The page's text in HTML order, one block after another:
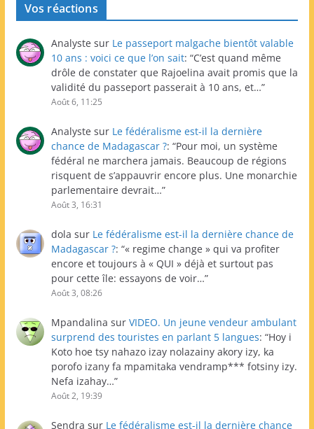
Vos réactions
Analyste sur Le passeport malgache bientôt valable
10 ans : voici ce que l’on sait: “C’est quand même
drôle de constater que Rajoelina avait promis que la
validité du passeport passerait à 10 ans, et…”
Août 6, 11:25
Analyste sur Le fédéralisme est-il la dernière
chance de Madagascar ?: “Pour moi, un système
fédéral ne marchera jamais. Beaucoup de régions
risquent de s’appauvrir encore plus. Une monarchie
parlementaire devrait…”
Août 3, 16:31
dola sur Le fédéralisme est-il la dernière chance de
Madagascar ?: “« regime change » qui va profiter
encore et toujours à « QUI » déjà et surtout pas
pour cette île: essayons de voir…”
Août 3, 08:26
Mpandalina sur VIDEO. Un jeune vendeur ambulant
surprend des touristes en parlant 5 langues: “Hoy i
Koto hoe tsy nahazo izay nolazainy akory izy, ka
porofo izany fa mpamitaka vendramp*** fotsiny izy.
Nefa izahay…”
Août 2, 19:39
Sendra sur Le fédéralisme est-il la dernière chance